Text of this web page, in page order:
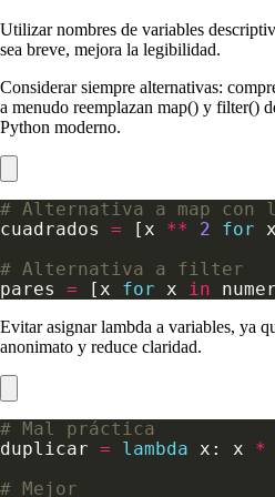
Utilizar nombres de variables
sea breve, mejora la legibilidad.
Considerar siempre alternativas:
a menudo reemplazan map() y filter()
Python moderno.
# Alternativa a map con
cuadrados = [x ** 2 for
# Alternativa a filter
pares = [x for x in
Evitar asignar lambda a variables, ya
anonimato y reduce claridad.
# Mal práctica
duplicar = lambda x: x *
# Mejor